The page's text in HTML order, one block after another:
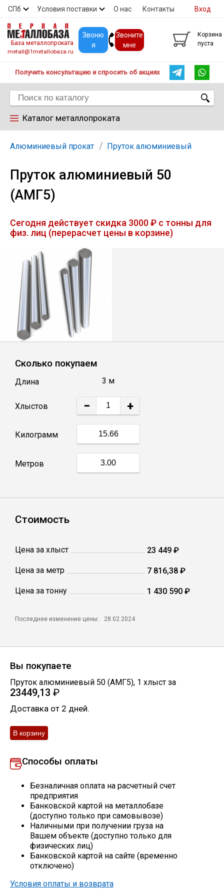
СПб Условия поставки О нас Контакты
Скидки Прайс Покупателям
Вход
База металлопроката
metall@1metallobaza.ru
Звоню
я
Звоните
мне
Корзина
пуста
Получить консультацию и спросить об акциях
Каталог металлопроката
Арматура
Труба профильная
Труба
Лист
Уголок
Балка
Швеллер
Катанка
Профлист
Винтовые сваи
Сетка кладочная
Круги абразивные
Скобо-гибочные изделия
Остальное
Алюминиевый прокат Пруток алюминиевый
Пруток алюминиевый 50
(АМГ5)
Сегодня действует скидка 3000 ₽ с тонны для
физ. лиц (перерасчет цены в корзине)
Сколько покупаем
Длина 3 м
Хлыстов − +
Килограмм
Метров
Стоимость
Цена за хлыст 23 449 ₽
Цена за метр 7 816,38 ₽
Цена за тонну 1 430 590 ₽
Последнее изменение цены: 28.02.2024
Вы покупаете
Пруток алюминиевый 50 (АМГ5), 1 хлыст за
23449,13 ₽
Доставка от 2 дней.
Способы оплаты
Безналичная оплата на расчетный счет
предприятия
Банковской картой на металлобазе
(доступно только при самовывозе)
Наличными при получении груза на
Вашем объекте (доступно только для
физических лиц)
Банковской картой на сайте (временно
отключено)
Условия оплаты и возврата